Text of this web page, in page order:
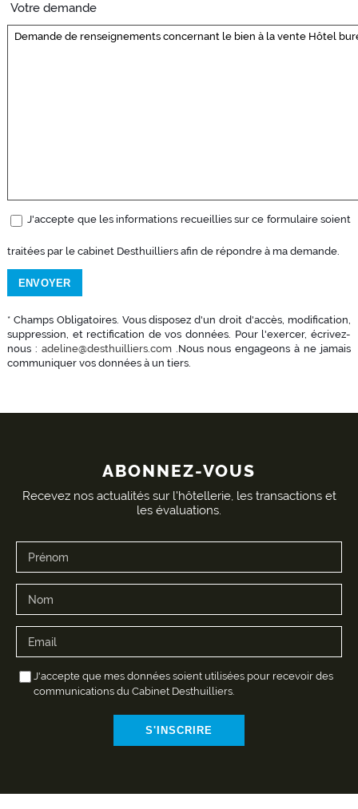
Votre demande
J'accepte que les informations recueillies sur ce formulaire soient
traitées par le cabinet Desthuilliers afin de répondre à ma demande.
* Champs Obligatoires. Vous disposez d'un droit d'accès, modification,
suppression, et rectification de vos données. Pour l'exercer, écrivez-
nous : adeline@desthuilliers.com.Nous nous engageons à ne jamais
communiquer vos données à un tiers.
ABONNEZ-VOUS
Recevez nos actualités sur l'hôtellerie, les transactions et
les évaluations.
J'accepte que mes données soient utilisées pour recevoir des
communications du Cabinet Desthuilliers.
S'INSCRIRE